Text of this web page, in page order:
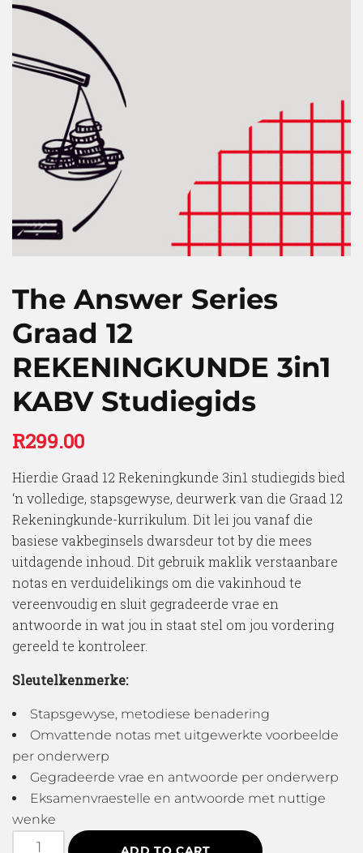
The Answer Series
Graad 12
REKENINGKUNDE 3in1
KABV Studiegids
R299.00
Hierdie Graad 12 Rekeningkunde 3in1 studiegids bied
‘n volledige, stapsgewyse, deurwerk van die Graad 12
Rekeningkunde-kurrikulum. Dit lei jou vanaf die
basiese vakbeginsels dwarsdeur tot by die mees
uitdagende inhoud. Dit gebruik maklik verstaanbare
notas en verduidelikings om die vakinhoud te
vereenvoudig en sluit gegradeerde vrae en
antwoorde in wat jou in staat stel om jou vordering
gereeld te kontroleer.
Sleutelkenmerke:
Stapsgewyse, metodiese benadering
Omvattende notas met uitgewerkte voorbeelde
per onderwerp
Gegradeerde vrae en antwoorde per onderwerp
Eksamenvraestelle en antwoorde met nuttige
wenke